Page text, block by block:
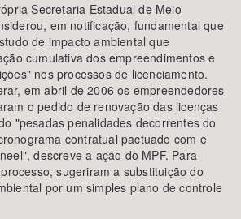
Secretaria Estadual de Meio
em notificação, fundamental que
de impacto ambiental que
cumulativa dos empreendimentos e
nos processos de licenciamento.
em abril de 2006 os empreendedores
o pedido de renovação das licenças
"pesadas penalidades decorrentes do
contratual pactuado com e
descreve a ação do MPF. Para
sugeriram a substituição do
por um simples plano de controle